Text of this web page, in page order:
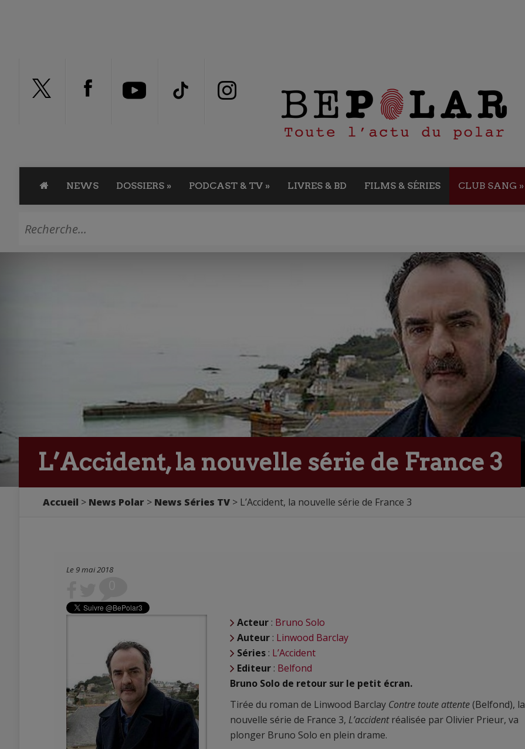
NEWS DOSSIERS » PODCAST & TV » LIVRES & BD FILMS & SÉRIES CLUB SANG »
L’Accident, la nouvelle série de France 3
Accueil > News Polar > News Séries TV > L’Accident, la nouvelle série de France 3
Le 9 mai 2018
Acteur : Bruno Solo
Auteur : Linwood Barclay
Séries : L’Accident
Editeur : Belfond
Bruno Solo de retour sur le petit écran.
Tirée du roman de Linwood Barclay Contre toute attente(Belfond), la
nouvelle série de France 3, L’accidentréalisée par Olivier Prieur, va
plonger Bruno Solo en plein drame.